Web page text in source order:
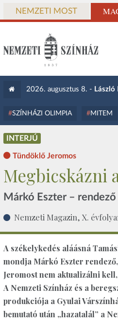
NEMZETI MOST
2026. augusztus 8. - László
SZÍNHÁZI OLIMPIA MITEM
INTERJÚ
Tündöklő Jeromos
Megbicskázni
Márkó Eszter – rendező
Nemzeti Magazin, X.
A székelykedés aláásná
mondja Márkó Eszter
Jeromost nem aktualizálni
A Nemzeti Színház és a
produkciója a Gyulai
bemutató után „hazatalál” a